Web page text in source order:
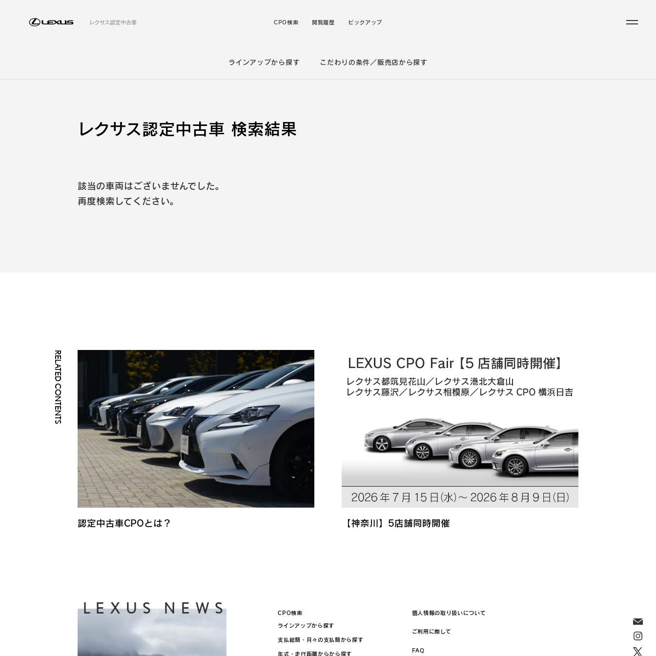
レクサス認定中古車 CPO検索 閲覧履歴 ピックアップ
ラインアップから探す こだわりの条件／販売店から探す
レクサス認定中古車 検索結果
該当の車両はございませんでした。
再度検索してください。
RELATED CONTENTS
認定中古車CPOとは？ 【神奈川】5店舗同時開催
LEXUS NEWS
CPO検索
ラインアップから探す
支払総額・月々の支払額から探す
年式・走行距離からから探す
個人情報の取り扱いについて
ご利用に際して
FAQ